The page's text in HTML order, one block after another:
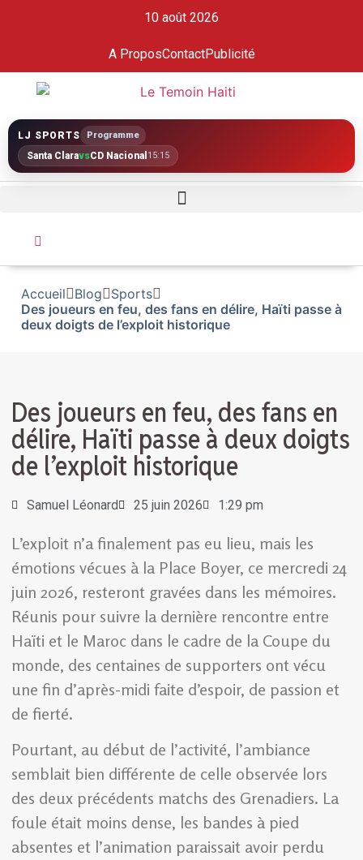
10 août 2026
A ProposContactPublicité
LJ SPORTS Programme
Santa ClaravsCD Nacional 15:15
Accueil Blog
Sports
Des joueurs en feu, des fans en délire, Haïti passe à
deux doigts de l’exploit historique
Des joueurs en feu, des fans en
délire, Haïti passe à deux doigts
de l’exploit historique
Samuel Léonard 25 juin 2026 1:29 pm
L’exploit n’a finalement pas eu lieu, mais les
émotions vécues à la Place Boyer, ce mercredi 24
juin 2026, resteront gravées dans les mémoires.
Réunis pour suivre la dernière rencontre entre
Haïti et le Maroc dans le cadre de la Coupe du
monde, des centaines de supporters ont vécu
une fin d’après-midi faite d’espoir, de passion et
de fierté.
Pourtant, au début de l’activité, l’ambiance
semblait bien différente de celle observée lors
des deux précédents matchs des Grenadiers. La
foule était moins dense, les bandes à pied
absentes et l’animation paraissait avoir perdu